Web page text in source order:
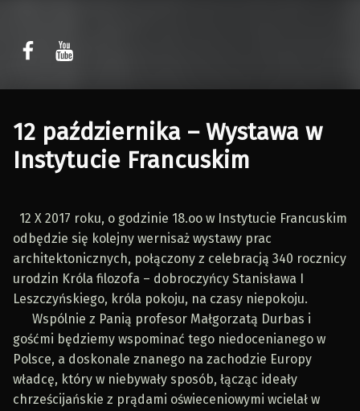
W Rytmie Światła – miasto wyobrażone
12 października – Wystawa w
Instytucie Francuskim
12 X 2017 roku, o godzinie 18.oo w Instytucie Francuskim
odbędzie się kolejny wernisaż wystawy prac
architektonicznych, połączony z celebracją 340 rocznicy
urodzin Króla filozofa – dobroczyńcy Stanisława I
Leszczyńskiego, króla pokoju, na czasy niepokoju.
Wspólnie z Panią profesor Małgorzatą Durbas i
gośćmi będziemy wspominać tego niedocenianego w
Polsce, a doskonale znanego na zachodzie Europy
władcę, który w niebywały sposób, łącząc ideały
chrześcijańskie z prądami oświeceniowymi wcielał w